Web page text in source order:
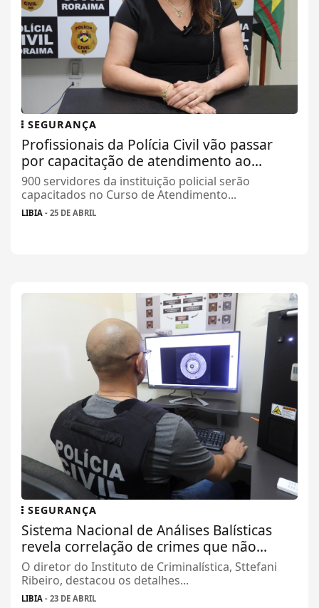
SEGURANÇA
Profissionais da Polícia Civil vão passar
por capacitação de atendimento ao...
900 servidores da instituição policial serão
capacitados no Curso de Atendimento...
LIBIA - 25 DE ABRIL
SEGURANÇA
Sistema Nacional de Análises Balísticas
revela correlação de crimes que não...
O diretor do Instituto de Criminalística, Sttefani
Ribeiro, destacou os detalhes...
LIBIA - 23 DE ABRIL